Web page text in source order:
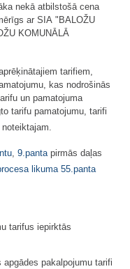
nekā atbilstošā cena
ar SIA "BALOŽU
KOMUNĀLĀ
tarifiem,
kas nodrošinās
un pamatojuma
tarifu pamatojumu, tarifi
9.panta pirmās daļas
likuma 55.panta
tarifus iepirktās
pakalpojumu tarifi